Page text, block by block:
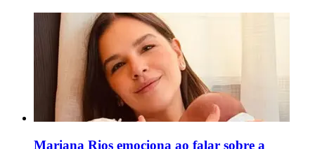
Mariana Rios emociona ao falar sobre a